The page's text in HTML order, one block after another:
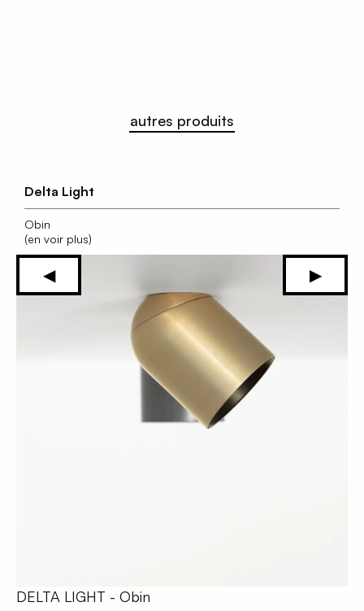
autres produits
Delta Light
Obin
(en voir plus)
DELTA LIGHT - Obin